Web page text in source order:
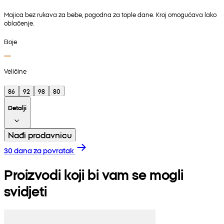
Majica bez rukava za bebe, pogodna za tople dane. Kroj omogućava lako
oblačenje.
Boje
Veličine
86 92 98
80
Detalji
Nađi prodavnicu
30 dana za povratak
Proizvodi koji bi vam se mogli
svidjeti